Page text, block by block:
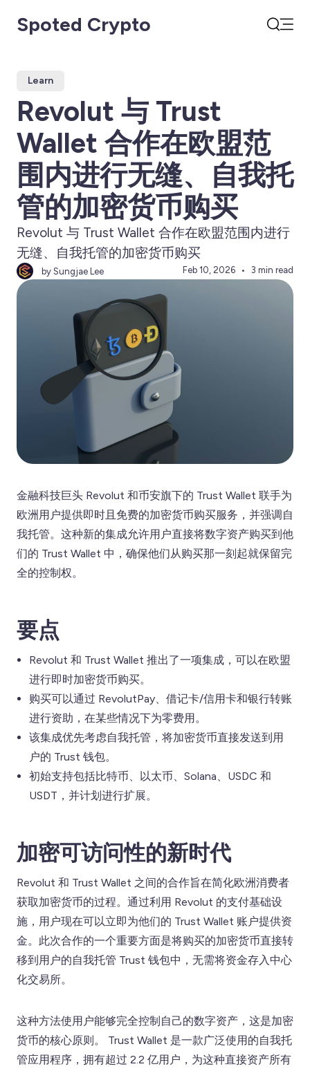
Spoted Crypto
Learn
Revolut 与 Trust
Wallet 合作在欧盟范
围内进行无缝、自我托
管的加密货币购买
Revolut 与 Trust Wallet 合作在欧盟范围内进行
无缝、自我托管的加密货币购买
by Sungjae Lee Feb 10, 2026 3 min read
金融科技巨头 Revolut 和币安旗下的 Trust Wallet 联手为
欧洲用户提供即时且免费的加密货币购买服务，并强调自
我托管。这种新的集成允许用户直接将数字资产购买到他
们的 Trust Wallet 中，确保他们从购买那一刻起就保留完
全的控制权。
要点
Revolut 和 Trust Wallet 推出了一项集成，可以在欧盟
进行即时加密货币购买。
购买可以通过 RevolutPay、借记卡/信用卡和银行转账
进行资助，在某些情况下为零费用。
该集成优先考虑自我托管，将加密货币直接发送到用
户的 Trust 钱包。
初始支持包括比特币、以太币、Solana、USDC 和
USDT，并计划进行扩展。
加密可访问性的新时代
Revolut 和 Trust Wallet 之间的合作旨在简化欧洲消费者
获取加密货币的过程。通过利用 Revolut 的支付基础设
施，用户现在可以立即为他们的 Trust Wallet 账户提供资
金。此次合作的一个重要方面是将购买的加密货币直接转
移到用户的自我托管 Trust 钱包中，无需将资金存入中心
化交易所。
这种方法使用户能够完全控制自己的数字资产，这是加密
货币的核心原则。 Trust Wallet 是一款广泛使用的自我托
管应用程序，拥有超过 2.2 亿用户，为这种直接资产所有